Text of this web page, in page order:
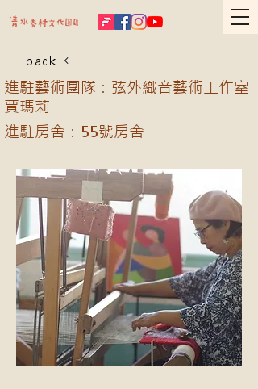
back
進駐藝術團隊：弦外織音藝術工作室
賈瑪莉
進駐房舍：55號房舍